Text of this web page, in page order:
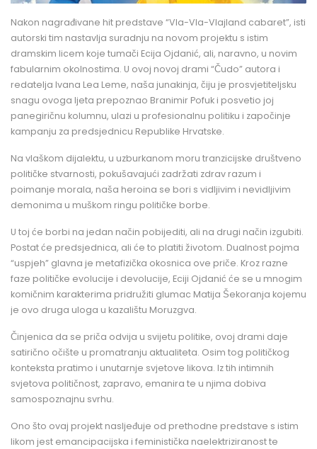
Nakon nagrađivane hit predstave “Vla-Vla-Vlajland cabaret”, isti
autorski tim nastavlja suradnju na novom projektu s istim
dramskim licem koje tumači Ecija Ojdanić, ali, naravno, u novim
fabularnim okolnostima. U ovoj novoj drami “Čudo” autora i
redatelja Ivana Lea Leme, naša junakinja, čiju je prosvjetiteljsku
snagu ovoga ljeta prepoznao Branimir Pofuk i posvetio joj
panegiričnu kolumnu, ulazi u profesionalnu politiku i započinje
kampanju za predsjednicu Republike Hrvatske.
Na vlaškom dijalektu, u uzburkanom moru tranzicijske društveno
političke stvarnosti, pokušavajući zadržati zdrav razum i
poimanje morala, naša heroina se bori s vidljivim i nevidljivim
demonima u muškom ringu političke borbe.
U toj će borbi na jedan način pobijediti, ali na drugi način izgubiti.
Postat će predsjednica, ali će to platiti životom. Dualnost pojma
“uspjeh” glavna je metafizička okosnica ove priče. Kroz razne
faze političke evolucije i devolucije, Eciji Ojdanić će se u mnogim
komičnim karakterima pridružiti glumac Matija Šekoranja kojemu
je ovo druga uloga u kazalištu Moruzgva.
Činjenica da se priča odvija u svijetu politike, ovoj drami daje
satirično očište u promatranju aktualiteta. Osim tog političkog
konteksta pratimo i unutarnje svjetove likova. Iz tih intimnih
svjetova političnost, zapravo, emanira te u njima dobiva
samospoznajnu svrhu.
Ono što ovaj projekt nasljeđuje od prethodne predstave s istim
likom jest emancipacijska i feministička naelektriziranost te